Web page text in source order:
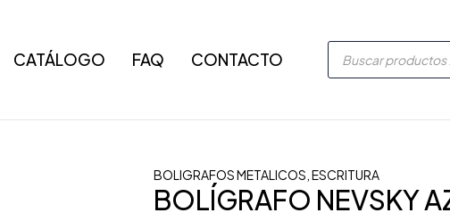
CATÁLOGO FAQ CONTACTO
BOLIGRAFOS METALICOS ,ESCRITURA
BOLÍGRAFO NEVSKY